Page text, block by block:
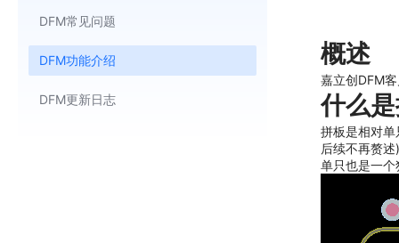
DFM常见问题
DFM功能介绍
DFM更新日志
概述
嘉立创DFM
什么
拼板是相对
后续不再赘述
单只也是一